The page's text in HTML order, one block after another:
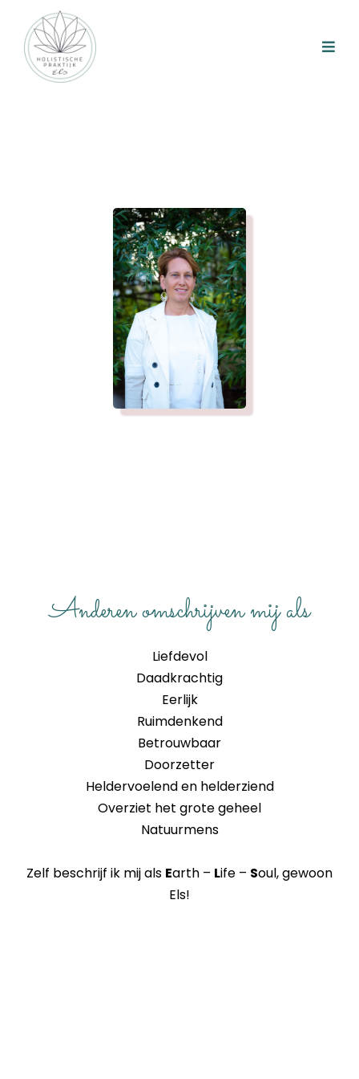
Anderen omschrijven mij als
Liefdevol
Daadkrachtig
Eerlijk
Ruimdenkend
Betrouwbaar
Doorzetter
Heldervoelend en helderziend
Overziet het grote geheel
Natuurmens
Zelf beschrijf ik mij als Earth – Life – Soul, gewoon
Els!